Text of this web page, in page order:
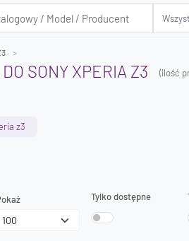
SONY XPERIA Z3 (ilość
z3
Tylko dostępne